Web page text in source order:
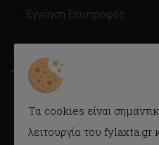
Εγγύηση Επιστροφές
ΤΡΟΠΟΙ ΑΠΟΣΤΟΛΗΣ
Με Courier εύκολα και
Δυνατότητα παραλαβής και
Τα cookies είναι
λειτουργία του fylaxta.gr